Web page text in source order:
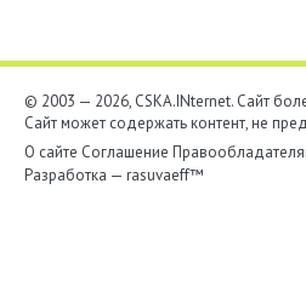
© 2003 — 2026, CSKA.INternet. Cайт
Сайт может содержать контент, не
О сайте Соглашение
Разработка — rasuvaeff™